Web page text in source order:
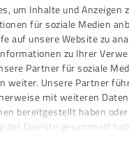
um Inhalte und Anzeigen
für soziale Medien
auf unsere Website zu
zu Ihrer
Partner für soziale
weiter. Unsere Partner
mit weiteren Daten
bereitgestellt haben
der Dienste gesammelt